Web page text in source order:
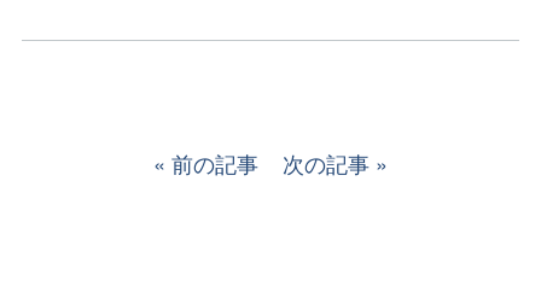
前の記事 次の記事